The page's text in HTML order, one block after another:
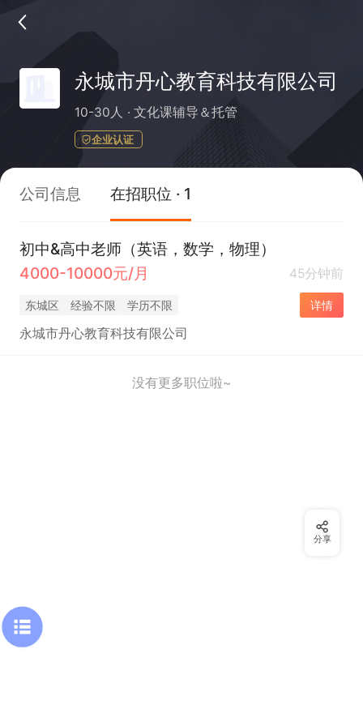
永城市丹心教育科技有限公司
10-30人 文化课辅导＆托管
企业认证
公司信息 在招职位 · 1
初中&高中老师（英语，数学，物理）
4000-10000元/月
45分钟前
东城区 经验不限 学历不限 详情
永城市丹心教育科技有限公司
没有更多职位啦~
分享